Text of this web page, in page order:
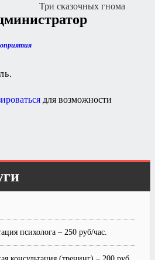
Три сказочных гнома
для возможности
психолога – 250 руб/час.